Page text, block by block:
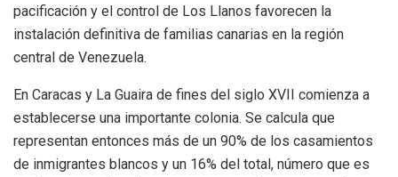
pacificación y el control de Los Llanos favorecen la
instalación definitiva de familias canarias en la región
central de Venezuela.
En Caracas y La Guaira de fines del siglo XVII comienza a
establecerse una importante colonia. Se calcula que
representan entonces más de un 90% de los casamientos
de inmigrantes blancos y un 16% del total, número que es